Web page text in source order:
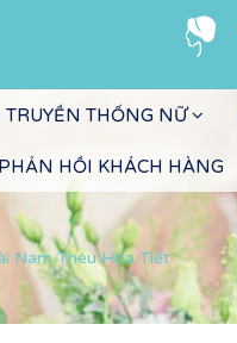
TRUYỀN THỐNG NỮ
PHẢN HỒI KHÁCH HÀNG
Nam Thêu Họa Tiết